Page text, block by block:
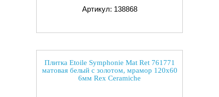
Артикул: 138868
Плитка Etoile Symphonie Mat Ret 761771
матовая белый с золотом, мрамор 120x60
6мм Rex Ceramiche